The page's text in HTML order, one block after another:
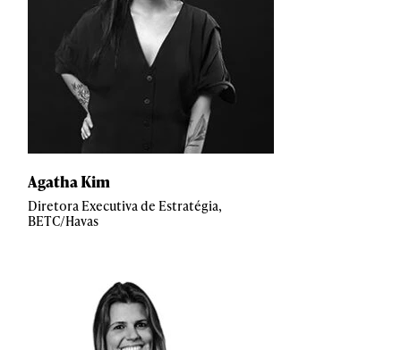
Agatha Kim
Diretora Executiva de Estratégia,
BETC/Havas